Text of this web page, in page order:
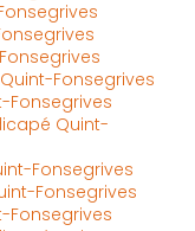
Fonsegrives
Fonsegrives
Quint-
Fonsegrives
Fonsegrives
Fonsegrives